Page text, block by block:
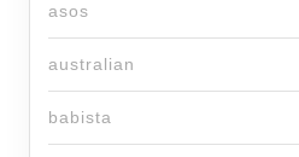
asos
australian
babista